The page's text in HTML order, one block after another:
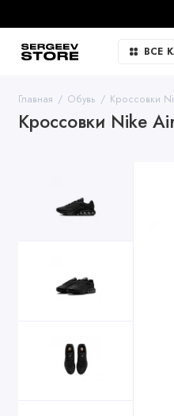
ВСЕ
Главная Обувь Кроссовки
Кроссовки Nike